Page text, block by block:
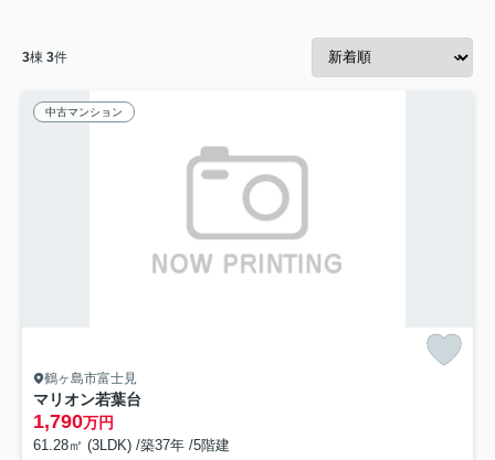
3棟 3件
中古マンション
鶴ヶ島市富士見
マリオン若葉台
1,790万円
61.28㎡ (3LDK) /築37年 /5階建